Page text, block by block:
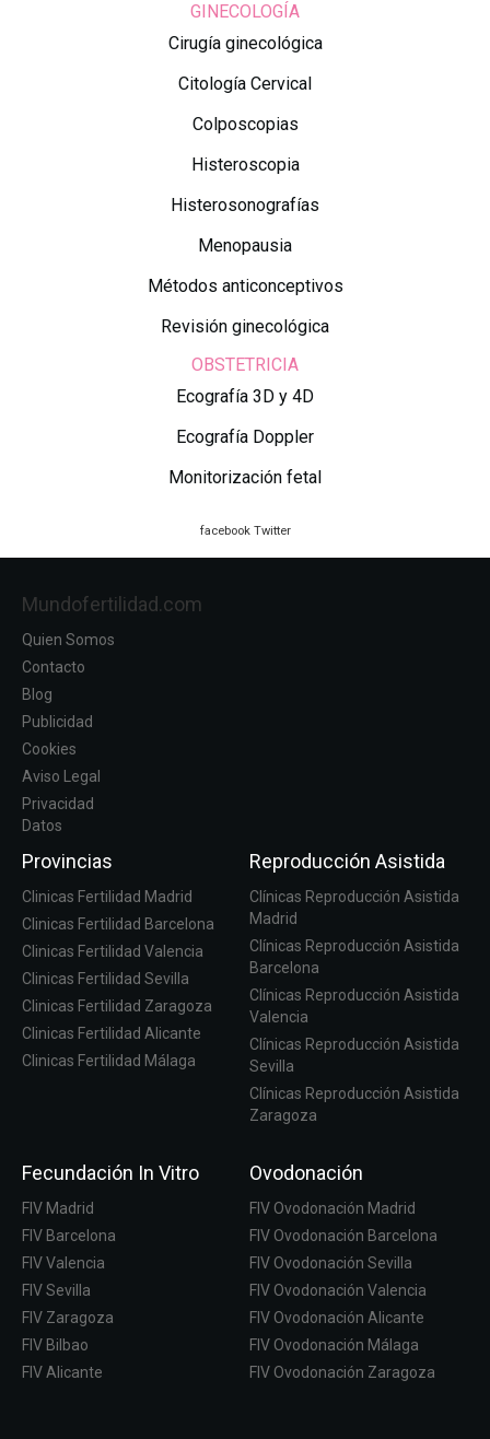
GINECOLOGÍA
Cirugía ginecológica
Citología Cervical
Colposcopias
Histeroscopia
Histerosonografías
Menopausia
Métodos anticonceptivos
Revisión ginecológica
OBSTETRICIA
Ecografía 3D y 4D
Ecografía Doppler
Monitorización fetal
facebook Twitter
Mundofertilidad.com
Quien Somos
Contacto
Blog
Publicidad
Cookies
Aviso Legal
Privacidad
Datos
Provincias
Clinicas Fertilidad Madrid
Clinicas Fertilidad Barcelona
Clinicas Fertilidad Valencia
Clinicas Fertilidad Sevilla
Clinicas Fertilidad Zaragoza
Clinicas Fertilidad Alicante
Clinicas Fertilidad Málaga
Reproducción Asistida
Clínicas Reproducción Asistida
Madrid
Clínicas Reproducción Asistida
Barcelona
Clínicas Reproducción Asistida
Valencia
Clínicas Reproducción Asistida
Sevilla
Clínicas Reproducción Asistida
Zaragoza
Fecundación In Vitro
FIV Madrid
FIV Barcelona
FIV Valencia
FIV Sevilla
FIV Zaragoza
FIV Bilbao
FIV Alicante
Ovodonación
FIV Ovodonación Madrid
FIV Ovodonación Barcelona
FIV Ovodonación Sevilla
FIV Ovodonación Valencia
FIV Ovodonación Alicante
FIV Ovodonación Málaga
FIV Ovodonación Zaragoza